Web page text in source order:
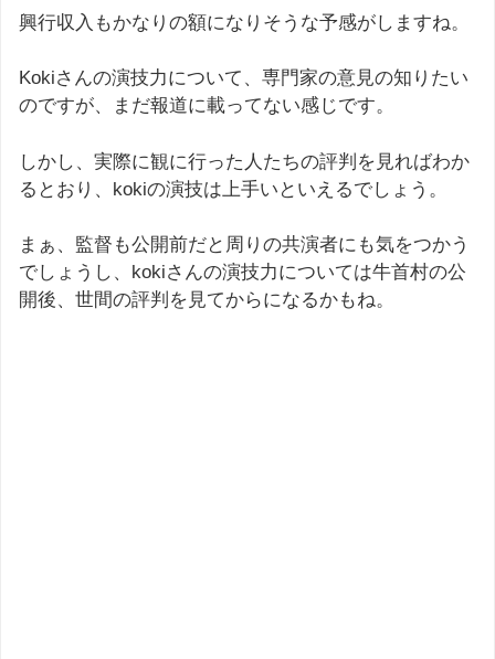
興行収入もかなりの額になりそうな予感がしますね。
Kokiさんの演技力について、専門家の意見の知りたい
のですが、まだ報道に載ってない感じです。
しかし、実際に観に行った人たちの評判を見ればわか
るとおり、kokiの演技は上手いといえるでしょう。
まぁ、監督も公開前だと周りの共演者にも気をつかう
でしょうし、kokiさんの演技力については牛首村の公
開後、世間の評判を見てからになるかもね。